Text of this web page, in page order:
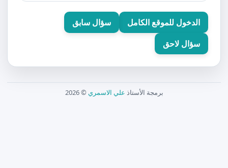
الدخول للموقع الكامل
سؤال سابق
سؤال لاحق
برمجة الأستاذ علي الاسمري © 2026